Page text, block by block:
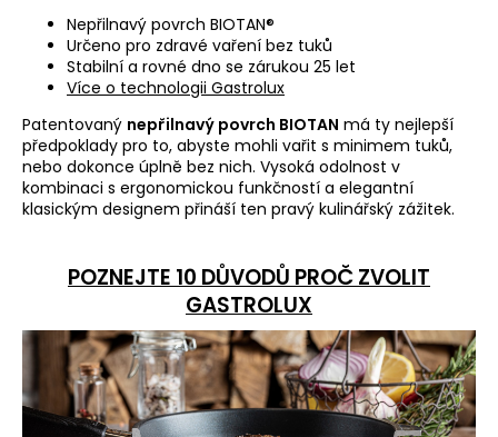
Nepřilnavý povrch BIOTAN®
Určeno pro zdravé vaření bez tuků
Stabilní a rovné dno se zárukou 25 let
Více o technologii Gastrolux
Patentovaný nepřilnavý povrch BIOTAN má ty nejlepší
předpoklady pro to, abyste mohli vařit s minimem tuků,
nebo dokonce úplně bez nich. Vysoká odolnost v
kombinaci s ergonomickou funkčností a elegantní
klasickým designem přináší ten pravý kulinářský zážitek.
POZNEJTE 10 DŮVODŮ PROČ ZVOLIT
GASTROLUX
t
?
o